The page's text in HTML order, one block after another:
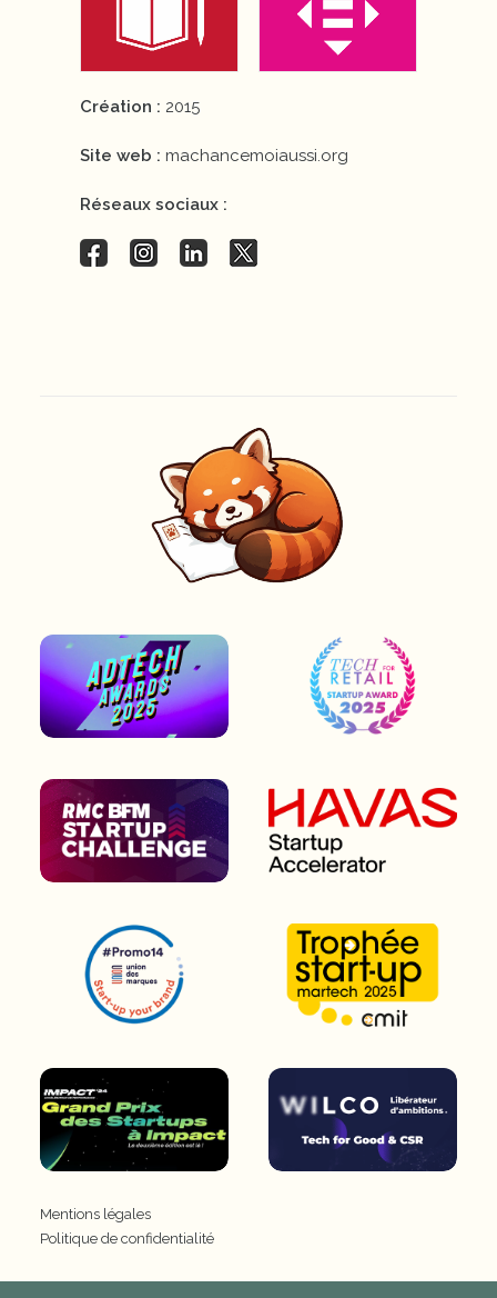
Création : 2015
Site web : machancemoiaussi.org
Réseaux sociaux :
Mentions légales
Politique de confidentialité